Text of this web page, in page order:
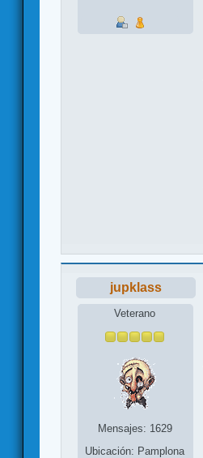
jupklass
Veterano
Mensajes: 1629
Ubicación: Pamplona